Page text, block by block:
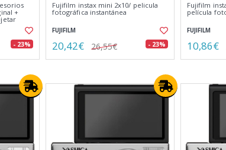
+
- 23%
Fujifilm instax mini 2x10/ pelicula
fotográfica instantánea
FUJIFILM
20,42€ 26,55€ - 23%
Fujifilm
película
FUJIFILM
10,86€